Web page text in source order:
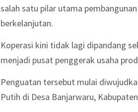
salah satu pilar utama
berkelanjutan.
Koperasi kini tidak lagi dipandang
menjadi pusat penggerak usaha
Penguatan tersebut mulai
Putih di Desa Banjarwaru,